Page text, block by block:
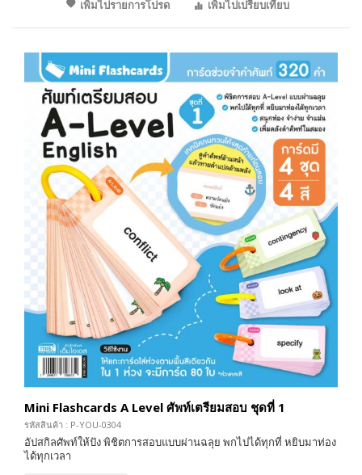
เพิ่มไปรายการโปรด เพิ่มไปเปรียบเทียบ
Mini Flashcards A Level ศัพท์เตรียมสอบ ชุดที่ 1
รหัสสินค้า : P-YOU-0304
อัปสกิลศัพท์ให้ปัง พิชิตการสอบแบบผ่านฉลุย พกไปได้ทุกที่ หยิบมาท่อง
ได้ทุกเวลา